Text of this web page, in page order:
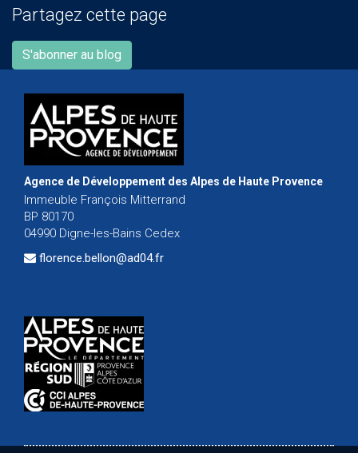
Partagez cette page
S'abonner au blog
Agence de Développement des Alpes de Haute Provence
Immeuble François Mitterrand
BP 80170
04990 Digne-les-Bains Cedex
florence.bellon@ad04.fr